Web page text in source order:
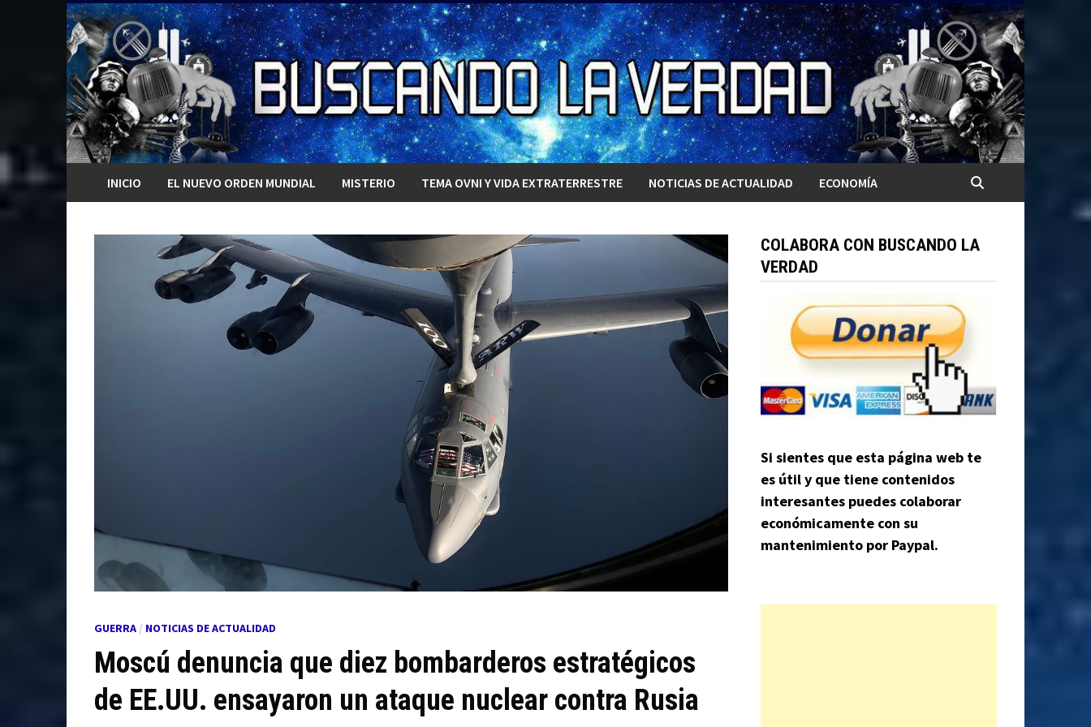
Saltar
al
contenido
INICIO EL NUEVO ORDEN MUNDIAL MISTERIO TEMA OVNI Y VIDA EXTRATERRESTRE NOTICIAS DE ACTUALIDAD ECONOMÍA
GUERRA/ NOTICIAS DE ACTUALIDAD
Moscú denuncia que diez bombarderos estratégicos
de EE.UU. ensayaron un ataque nuclear contra Rusia
COLABORA CON BUSCANDO LA
VERDAD
Si sientes que esta página web te
es útil y que tiene contenidos
interesantes puedes colaborar
económicamente con su
mantenimiento por Paypal.